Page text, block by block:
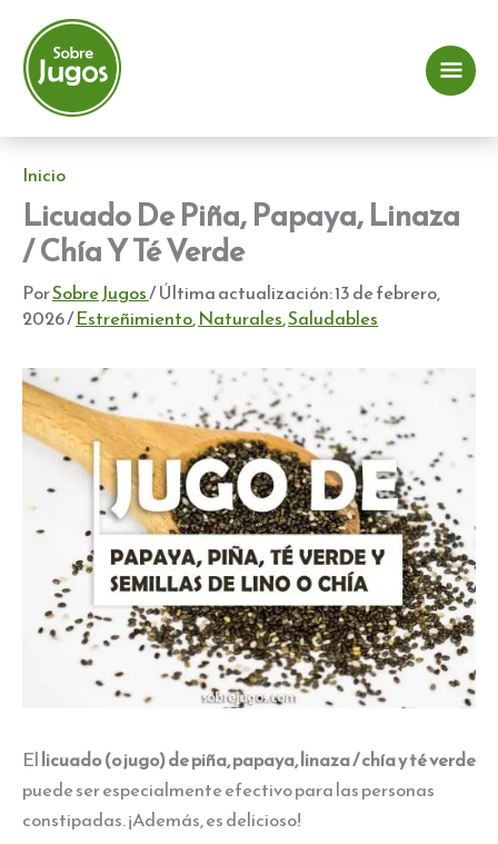
contenido
Inicio
Licuado De Piña, Papaya, Linaza
/ Chía Y Té Verde
PorSobre Jugos/ Última actualización:13 de febrero,
2026/Estreñimiento,Naturales,Saludables
Ellicuado (o jugo) de piña, papaya, linaza / chía y té verde
puede ser especialmente efectivo para las personas
constipadas. ¡Además, es delicioso!